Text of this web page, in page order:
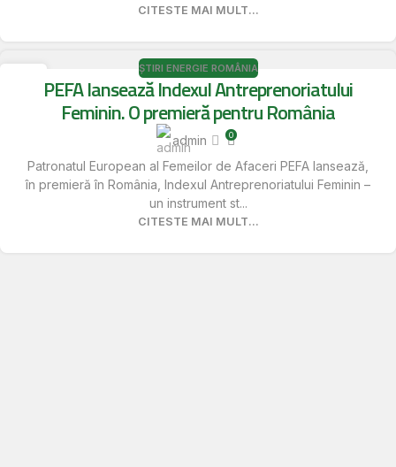
CITESTE MAI MULT...
ȘTIRI ENERGIE ROMÂNIA
PEFA lansează Indexul Antreprenoriatului
Feminin. O premieră pentru România
admin 0
Patronatul European al Femeilor de Afaceri PEFA lansează,
în premieră în România, Indexul Antreprenoriatului Feminin –
un instrument st...
CITESTE MAI MULT...